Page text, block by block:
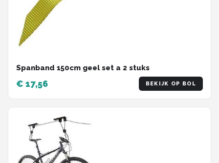
Spanband 150cm geel set a 2 stuks
€ 17,56 BEKIJK OP BOL